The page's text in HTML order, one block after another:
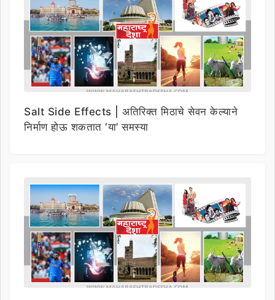
Salt Side Effects | अतिरिक्त मिठाचे सेवन केल्याने
निर्माण होऊ शकतात ‘या’ समस्या